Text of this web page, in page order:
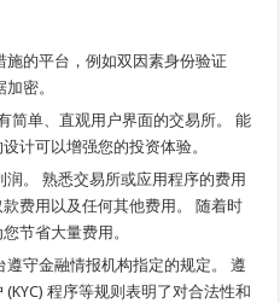
施的平台，例如双因素身份验证
密。
简单、直观用户界面的交易所。 能
计可以增强您的投资体验。
润。 熟悉交易所或应用程序的费用
费用以及任何其他费用。 随着时
节省大量费用。
遵守金融情报机构指定的规定。 遵
程序等规则表明了对合法性和